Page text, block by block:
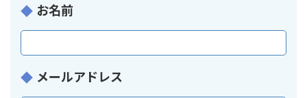
お名前
メールアドレス